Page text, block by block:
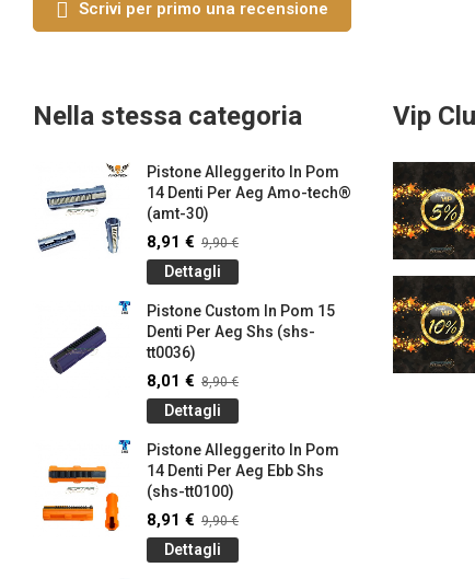
Scrivi per primo una recensione
Nella stessa categoria
Pistone Alleggerito In Pom
14 Denti Per Aeg Amo-tech®
(amt-30)
8,91 € 9,90 €
Dettagli
Pistone Custom In Pom 15
Denti Per Aeg Shs (shs-
tt0036)
8,01 € 8,90 €
Dettagli
Pistone Alleggerito In Pom
14 Denti Per Aeg Ebb Shs
(shs-tt0100)
8,91 € 9,90 €
Dettagli
Vip